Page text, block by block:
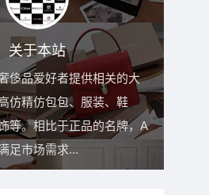
关于本站
侈品爱好者提供相关的大
仿精仿包包、服装、鞋
等。相比于正品的名牌，A
足市场需求...